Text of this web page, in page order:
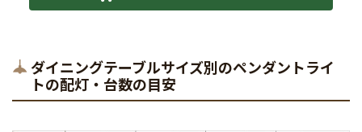
ダイニングテーブルサイズ別のペンダントライ
トの配灯・台数の目安